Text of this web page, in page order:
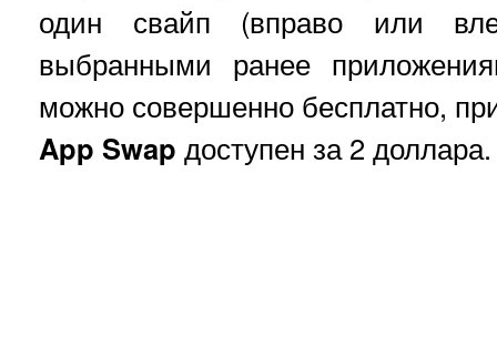
один свайп (вправо или
выбранными ранее
можно совершенно бесплатно,
App Swap доступен за 2 доллара.